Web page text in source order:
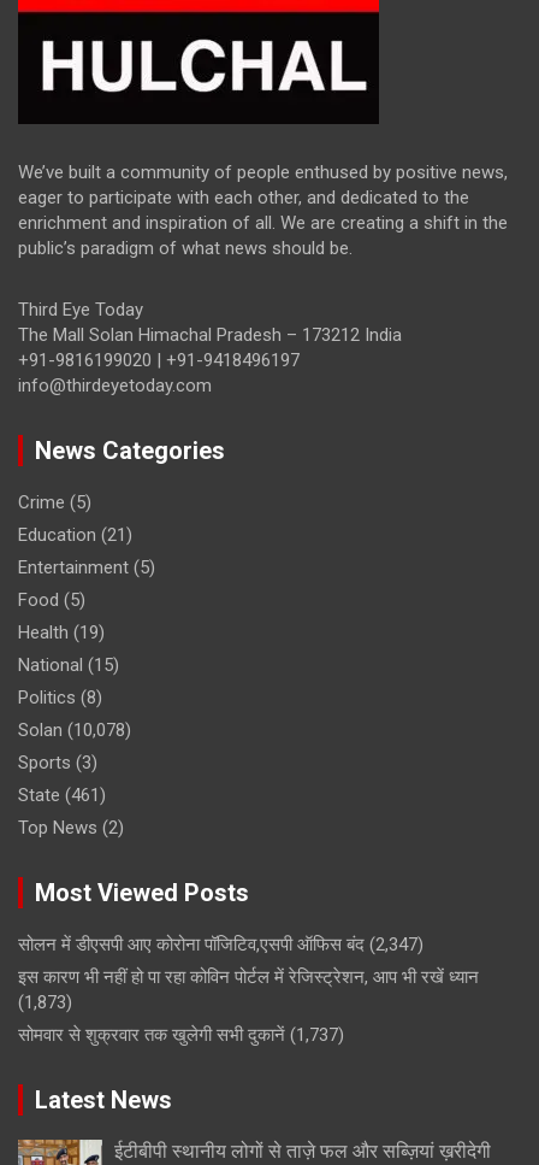
We’ve built a community of people enthused by positive news,
eager to participate with each other, and dedicated to the
enrichment and inspiration of all. We are creating a shift in the
public’s paradigm of what news should be.
Third Eye Today
The Mall Solan Himachal Pradesh – 173212 India
+91-9816199020 | +91-9418496197
info@thirdeyetoday.com
News Categories
Crime (5)
Education (21)
Entertainment (5)
Food (5)
Health (19)
National (15)
Politics (8)
Solan (10,078)
Sports (3)
State (461)
Top News (2)
Most Viewed Posts
सोलन में डीएसपी आए कोरोना पॉजिटिव,एसपी ऑफिस बंद (2,347)
इस कारण भी नहीं हो पा रहा कोविन पोर्टल में रेजिस्ट्रेशन, आप भी रखें ध्यान
(1,873)
सोमवार से शुक्रवार तक खुलेगी सभी दुकानें (1,737)
Latest News
ईटीबीपी स्थानीय लोगों से ताज़े फल और सब्ज़ियां ख़रीदेगी